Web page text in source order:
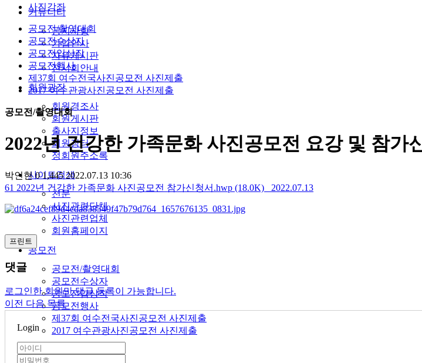
커뮤니티
공지사항
가입인사
자유게시판
전시회안내
회원광장
회원경조사
회원게시판
출사지정보
회원장터
정회원주소록
사이트검색
천문
사진관련단체
사진관련업체
회원홈페이지
공모전
공모전/촬영대회
공모전수상자
공모전입상작
공모전행사
제37회 여수전국사진공모전 사진제출
2017 여수관광사진공모전 사진제출
회원자료실
사진강좌
공모전/촬영대회
공모전수상자
공모전입상작
공모전행사
제37회 여수전국사진공모전 사진제출
2017 여수관광사진공모전 사진제출
공모전/촬영대회
2022년 건강한 가족문화 사진공모전 요강 및 참가
박인현 01,4452022.07.13 10:36
61 2022년 건강한 가족문화 사진공모전 참가신청서.hwp (18.0K) 2022.07.13
프린트
댓글
로그인한 회원만 댓글 등록이 가능합니다.
이전 다음 목록
Login